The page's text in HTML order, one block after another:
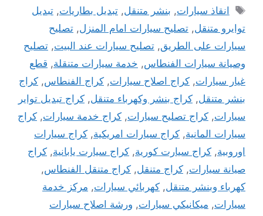
الوسوم
انقاذ سيارات, بنشر متنقل,تبديل بطاريات,تبديل
توايرو متنقل, تصليح سيارات امام المنزل, تصليح
سيارات على الطريق, تصليح سيارات عند البيت, تصليح
وصيانة سيارات الفنطاس, خدمة سيارات متنقلة, قطع
غيار سيارات, كراج اصلاح سيارات, كراج الفنطاس, كراج
بنشر متنقل, كراج بنشر وكهرباء متنقل, كراج تبديل تواير
سيارات, كراج تصليح سيارات, كراج خدمة سيارات, كراج
سيارات المانية, كراج سيارات امريكية, كراج سيارات
اوروبية, كراج سيارت كورية, كراج سيارت يابانية, كراج
صيانة سيارات, كراج متنقل, كراج متنقل الفنطاس,
كهرباء وبنشر متنقل, كهربائي سيارات, مركز خدمة
سيارات, ميكانيكي سيارات, ورشة اصلاح سيارات